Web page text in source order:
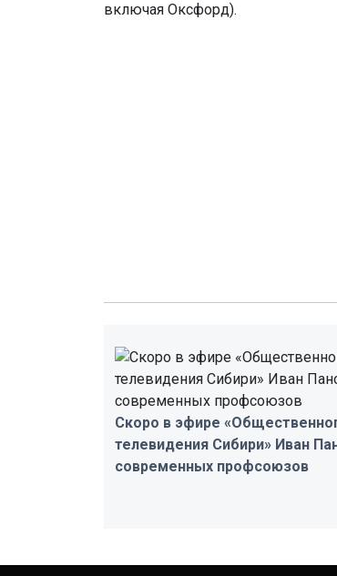
включая Оксфорд).
Скоро в эфире
телевидения Сибири» Иван
современных профсоюзов